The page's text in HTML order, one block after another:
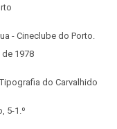
- Cineclube do Porto.
de 1978
do Carvalhido
5-1.º